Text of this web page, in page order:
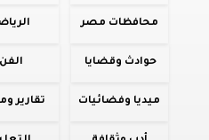
محافظات مصر
حوادث وقضايا الفن
ميديا وفضائيات تقارير